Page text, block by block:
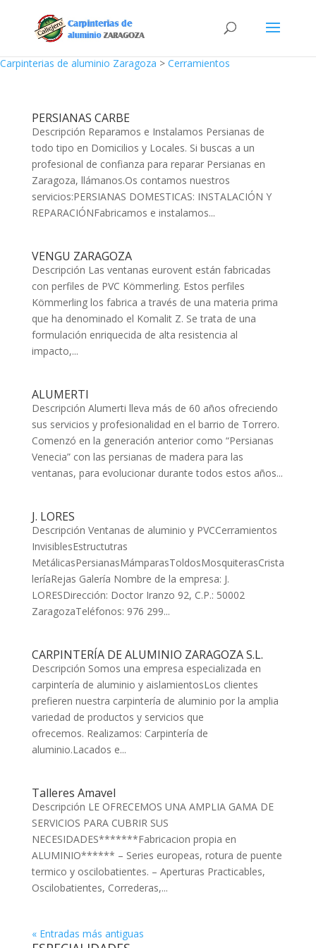
Carpinterias de aluminio Zaragoza > Cerramientos
PERSIANAS CARBE
Descripción Reparamos e Instalamos Persianas de
todo tipo en Domicilios y Locales. Si buscas a un
profesional de confianza para reparar Persianas en
Zaragoza, llámanos.Os contamos nuestros
servicios:PERSIANAS DOMESTICAS: INSTALACIÓN Y
REPARACIÓNFabricamos e instalamos...
VENGU ZARAGOZA
Descripción Las ventanas eurovent están fabricadas
con perfiles de PVC Kömmerling. Estos perfiles
Kömmerling los fabrica a través de una materia prima
que ha denominado el Komalit Z. Se trata de una
formulación enriquecida de alta resistencia al
impacto,...
ALUMERTI
Descripción Alumerti lleva más de 60 años ofreciendo
sus servicios y profesionalidad en el barrio de Torrero.
Comenzó en la generación anterior como “Persianas
Venecia” con las persianas de madera para las
ventanas, para evolucionar durante todos estos años...
J. LORES
Descripción Ventanas de aluminio y PVCCerramientos
InvisiblesEstructutras
MetálicasPersianasMámparasToldosMosquiterasCrista
leríaRejas Galería Nombre de la empresa: J.
LORESDirección: Doctor Iranzo 92, C.P.: 50002
ZaragozaTeléfonos: 976 299...
CARPINTERÍA DE ALUMINIO ZARAGOZA S.L.
Descripción Somos una empresa especializada en
carpintería de aluminio y aislamientosLos clientes
prefieren nuestra carpintería de aluminio por la amplia
variedad de productos y servicios que
ofrecemos. Realizamos: Carpintería de
aluminio.Lacados e...
Talleres Amavel
Descripción LE OFRECEMOS UNA AMPLIA GAMA DE
SERVICIOS PARA CUBRIR SUS
NECESIDADES*******Fabricacion propia en
ALUMINIO****** – Series europeas, rotura de puente
termico y oscilobatientes. – Aperturas Practicables,
Oscilobatientes, Correderas,...
« Entradas más antiguas